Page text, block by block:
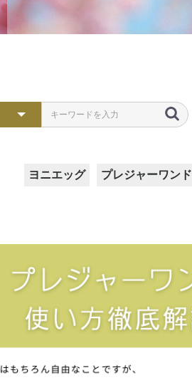
ヨニエッグ プレジャーワンド